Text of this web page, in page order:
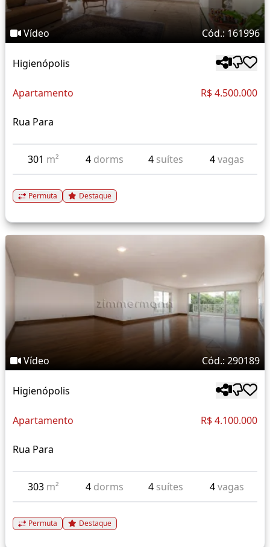
Vídeo Cód.: 161996
Higienópolis
Apartamento R$ 4.500.000
Rua Para
301 m² 4 dorms 4 suítes 4vagas
Permuta Destaque
Vídeo Cód.: 290189
Higienópolis
Apartamento R$ 4.100.000
Rua Para
303 m² 4 dorms 4 suítes 4vagas
Permuta Destaque